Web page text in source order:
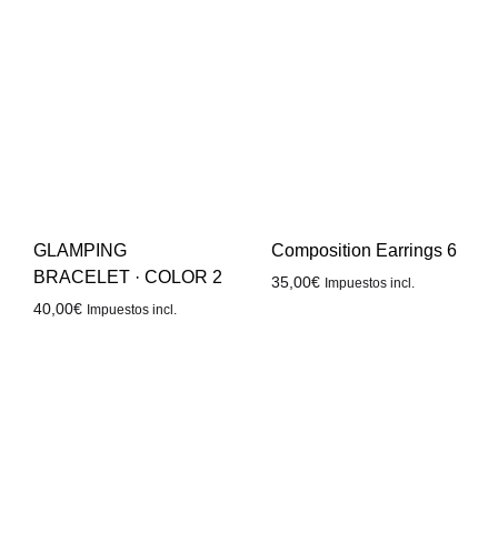
GLAMPING
BRACELET · COLOR 2
40,00€ Impuestos incl.
Composition Earrings 6
35,00€ Impuestos incl.